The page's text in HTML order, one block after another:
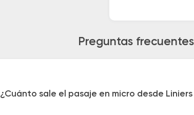
Preguntas
¿Cuánto sale el pasaje en micro desde Liniers